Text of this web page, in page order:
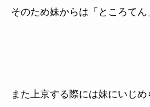
そのため妹からは「ところてん
また上京する際には妹にいじめ